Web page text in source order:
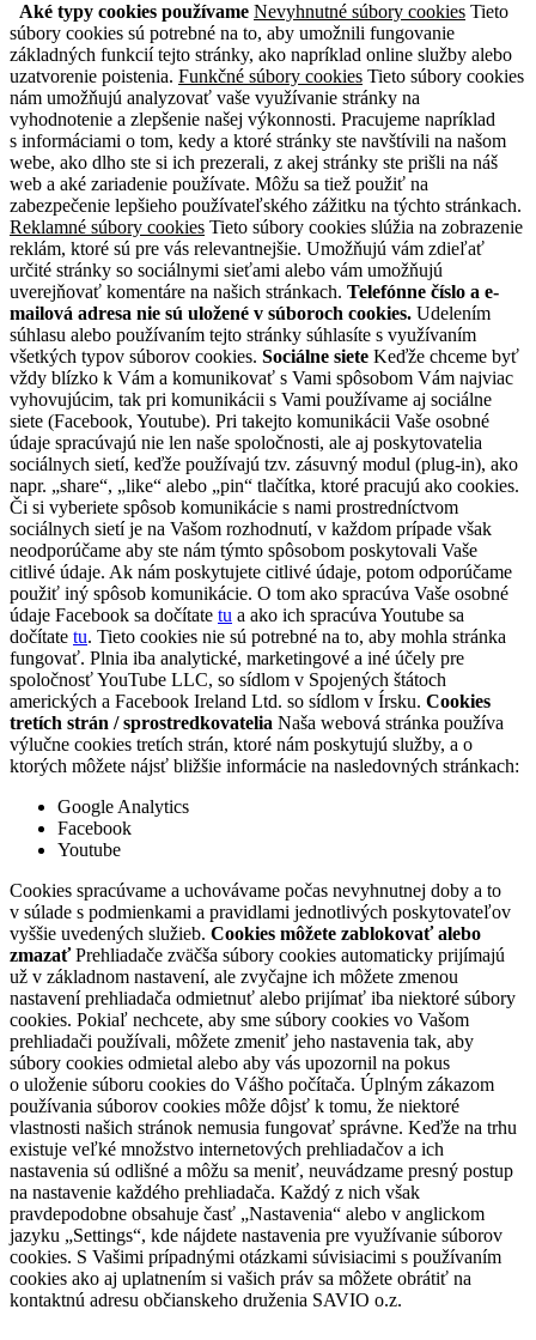
Aké typy cookies používame Nevyhnutné súbory cookies Tieto
súbory cookies sú potrebné na to, aby umožnili fungovanie
základných funkcií tejto stránky, ako napríklad online služby alebo
uzatvorenie poistenia. Funkčné súbory cookies Tieto súbory cookies
nám umožňujú analyzovať vaše využívanie stránky na
vyhodnotenie a zlepšenie našej výkonnosti. Pracujeme napríklad
s informáciami o tom, kedy a ktoré stránky ste navštívili na našom
webe, ako dlho ste si ich prezerali, z akej stránky ste prišli na náš
web a aké zariadenie používate. Môžu sa tiež použiť na
zabezpečenie lepšieho používateľského zážitku na týchto stránkach.
Reklamné súbory cookies Tieto súbory cookies slúžia na zobrazenie
reklám, ktoré sú pre vás relevantnejšie. Umožňujú vám zdieľať
určité stránky so sociálnymi sieťami alebo vám umožňujú
uverejňovať komentáre na našich stránkach. Telefónne číslo a e-
mailová adresa nie sú uložené v súboroch cookies. Udelením
súhlasu alebo používaním tejto stránky súhlasíte s využívaním
všetkých typov súborov cookies. Sociálne siete Keďže chceme byť
vždy blízko k Vám a komunikovať s Vami spôsobom Vám najviac
vyhovujúcim, tak pri komunikácii s Vami používame aj sociálne
siete (Facebook, Youtube). Pri takejto komunikácii Vaše osobné
údaje spracúvajú nie len naše spoločnosti, ale aj poskytovatelia
sociálnych sietí, keďže používajú tzv. zásuvný modul (plug-in), ako
napr. „share“, „like“ alebo „pin“ tlačítka, ktoré pracujú ako cookies.
Či si vyberiete spôsob komunikácie s nami prostredníctvom
sociálnych sietí je na Vašom rozhodnutí, v každom prípade však
neodporúčame aby ste nám týmto spôsobom poskytovali Vaše
citlivé údaje. Ak nám poskytujete citlivé údaje, potom odporúčame
použiť iný spôsob komunikácie. O tom ako spracúva Vaše osobné
údaje Facebook sa dočítate tu a ako ich spracúva Youtube sa
dočítate tu. Tieto cookies nie sú potrebné na to, aby mohla stránka
fungovať. Plnia iba analytické, marketingové a iné účely pre
spoločnosť YouTube LLC, so sídlom v Spojených štátoch
amerických a Facebook Ireland Ltd. so sídlom v Írsku. Cookies
tretích strán / sprostredkovatelia Naša webová stránka používa
výlučne cookies tretích strán, ktoré nám poskytujú služby, a o
ktorých môžete nájsť bližšie informácie na nasledovných stránkach:
Google Analytics
Facebook
Youtube
Cookies spracúvame a uchovávame počas nevyhnutnej doby a to
v súlade s podmienkami a pravidlami jednotlivých poskytovateľov
vyššie uvedených služieb. Cookies môžete zablokovať alebo
zmazaťPrehliadače zväčša súbory cookies automaticky prijímajú
už v základnom nastavení, ale zvyčajne ich môžete zmenou
nastavení prehliadača odmietnuť alebo prijímať iba niektoré súbory
cookies. Pokiaľ nechcete, aby sme súbory cookies vo Vašom
prehliadači používali, môžete zmeniť jeho nastavenia tak, aby
súbory cookies odmietal alebo aby vás upozornil na pokus
o uloženie súboru cookies do Vášho počítača. Úplným zákazom
používania súborov cookies môže dôjsť k tomu, že niektoré
vlastnosti našich stránok nemusia fungovať správne. Keďže na trhu
existuje veľké množstvo internetových prehliadačov a ich
nastavenia sú odlišné a môžu sa meniť, neuvádzame presný postup
na nastavenie každého prehliadača. Každý z nich však
pravdepodobne obsahuje časť „Nastavenia“ alebo v anglickom
jazyku „Settings“, kde nájdete nastavenia pre využívanie súborov
cookies. S Vašimi prípadnými otázkami súvisiacimi s používaním
cookies ako aj uplatnením si vašich práv sa môžete obrátiť na
kontaktnú adresu občianskeho druženia SAVIO o.z.